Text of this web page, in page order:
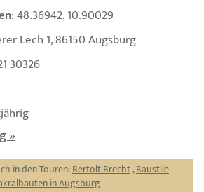
: 48.36942, 10.90029
Lech 1, 86150 Augsburg
30326
»
in den Touren:Bertolt Brecht,Baustile
in Augsburg